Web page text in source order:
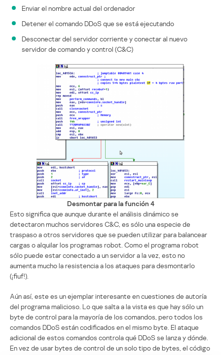
Enviar el nombre actual del ordenador
Detener el comando DDoS que se está ejecutando
Desconectar del servidor corriente y conectar al nuevo
servidor de comando y control (C&C)
Desmontar para la función 4
Esto significa que aunque durante el análisis dinámico se
detectaron muchos servidores C&C, es sólo una especie de
traspaso a otros servidores que se pueden utilizar para balancear
cargas o alquilar los programas robot. Como el programa robot
sólo puede estar conectado a un servidor a la vez, esto no
aumenta mucho la resistencia a los ataques para desmontarlo
(¡fiuf!).
Aún así, este es un ejemplar interesante en cuestiones de autoría
del programa malicioso. Lo que salta a la vista es que hay sólo un
byte de control para la mayoría de los comandos, pero todos los
comandos DDoS están codificados en el mismo byte. El ataque
adicional de estos comandos controla qué DDoS se lanza y dónde.
En vez de usar bytes de control de un solo tipo de bytes, el código